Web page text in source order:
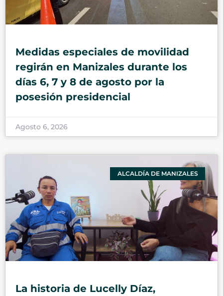
Medidas especiales de movilidad
regirán en Manizales durante los
días 6, 7 y 8 de agosto por la
posesión presidencial
Agosto 6, 2026
ALCALDÍA DE MANIZALES
La historia de Lucelly Díaz,